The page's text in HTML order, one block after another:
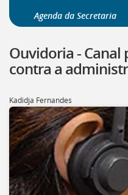
para
a
inicial
Portal
Ir
para
o
Portal
de
Serviços
Ir
Agenda da Secretaria
Ouvidoria - Canal
contra a
Kadidja Fernandes